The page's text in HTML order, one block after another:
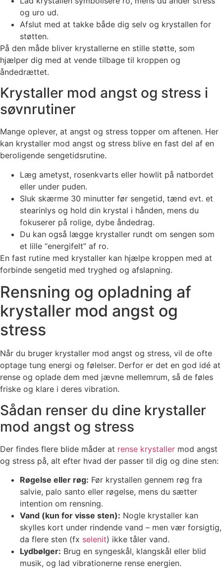
og uro ud.
Afslut med at takke både dig selv og krystallen for
støtten.
På den måde bliver krystallerne en stille støtte, som
hjælper dig med at vende tilbage til kroppen og
åndedrættet.
Krystaller mod angst og stress i
søvnrutiner
Mange oplever, at angst og stress topper om aftenen. Her
kan krystaller mod angst og stress blive en fast del af en
beroligende sengetidsrutine.
Læg ametyst, rosenkvarts eller howlit på natbordet
eller under puden.
Sluk skærme 30 minutter før sengetid, tænd evt. et
stearinlys og hold din krystal i hånden, mens du
fokuserer på rolige, dybe åndedrag.
Du kan også lægge krystaller rundt om sengen som
et lille “energifelt” af ro.
En fast rutine med krystaller kan hjælpe kroppen med at
forbinde sengetid med tryghed og afslapning.
Rensning og opladning af
krystaller mod angst og
stress
Når du bruger krystaller mod angst og stress, vil de ofte
optage tung energi og følelser. Derfor er det en god idé at
rense og oplade dem med jævne mellemrum, så de føles
friske og klare i deres vibration.
Sådan renser du dine krystaller
mod angst og stress
Der findes flere blide måder at rense krystaller mod angst
og stress på, alt efter hvad der passer til dig og dine sten:
Røgelse eller røg: Før krystallen gennem røg fra
salvie, palo santo eller røgelse, mens du sætter
intention om rensning.
Vand (kun for visse sten): Nogle krystaller kan
skylles kort under rindende vand – men vær forsigtig,
da flere sten (fx selenit) ikke tåler vand.
Lydbølger: Brug en syngeskål, klangskål eller blid
musik, og lad vibrationerne rense energien.